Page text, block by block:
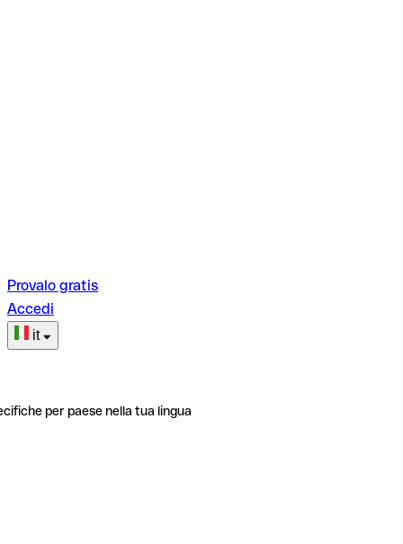
Provalo gratis
Accedi
it
per paese nella tua lingua